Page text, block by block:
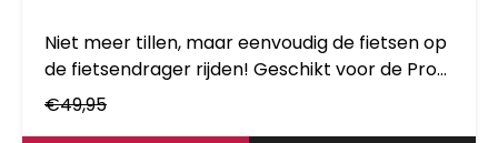
Niet meer tillen, maar eenvoudig de fietsen op
de fietsendrager rijden! Geschikt voor de Pro-
User fietsendragers Amber I, II, III, IV en de
€49,95